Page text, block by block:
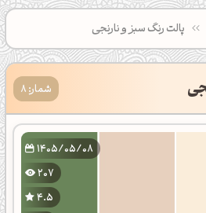
پالت رنگ سبز و نارنجی
شمار: 8
1405/05/08
207
4.5